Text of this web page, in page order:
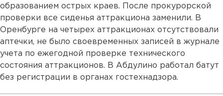
образованием острых краев. После прокурорской
проверки все сиденья аттракциона заменили. В
Оренбурге на четырех аттракционах отсутствовали
аптечки, не было своевременных записей в журнале
учета по ежегодной проверке технического
состояния аттракционов. В Абдулино работал батут
без регистрации в органах гостехнадзора.